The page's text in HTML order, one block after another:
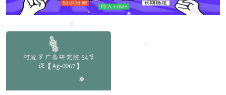
❅
❅
❅
❅
❅